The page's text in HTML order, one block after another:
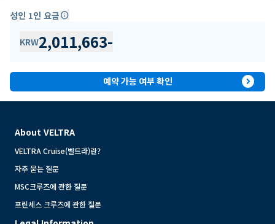
성인 1인 요금info
KRW2,011,663-
예약 가능 여부 확인 expand_circle_right
About VELTRA
VELTRA Cruise(벨트라)란?
자주 묻는 질문
MSC크루즈에 관한 질문
프린세스 크루즈에 관한 질문